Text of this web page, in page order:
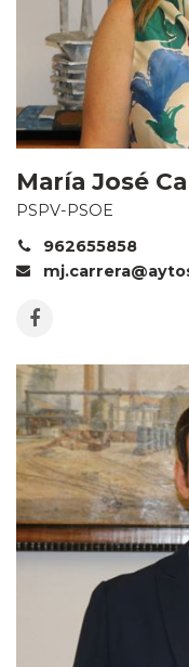
María José
PSPV-PSOE
962655858